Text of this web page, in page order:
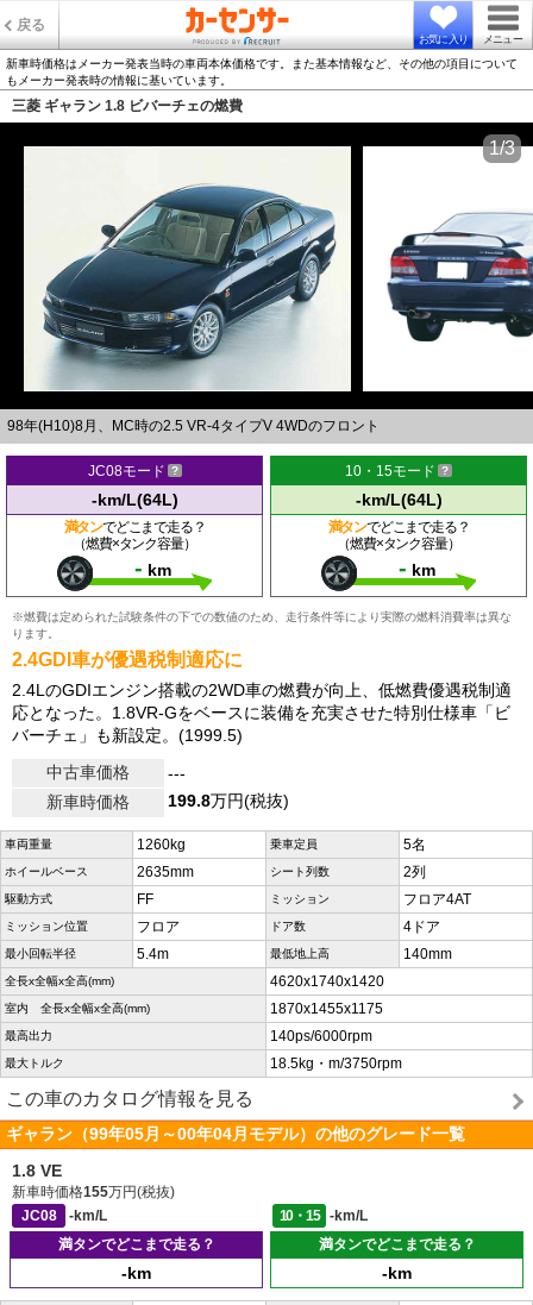
戻る
お気に入り メニュー
新車時価格はメーカー発表当時の車両本体価格です。また基本情報など、その他の項目について
もメーカー発表時の情報に基いています。
三菱 ギャラン 1.8 ビバーチェの燃費
98年(H10)8月、MC時の2.5 VR-4タイプV 4WDのフロント
1/3
JC08モード
-km/L(64L)
満タンでどこまで走る？
（燃費×タンク容量）
- km
10・15モード
-km/L(64L)
満タンでどこまで走る？
（燃費×タンク容量）
- km
※燃費は定められた試験条件の下での数値のため、走行条件等により実際の燃料消費率は異な
ります。
2.4GDI車が優遇税制適応に
2.4LのGDIエンジン搭載の2WD車の燃費が向上、低燃費優遇税制適
応となった。1.8VR-Gをベースに装備を充実させた特別仕様車「ビ
バーチェ」も新設定。(1999.5)
中古車価格
---
新車時価格
199.8万円(税抜)
車両重量 1260kg 乗車定員 5名
ホイールベース 2635mm シート列数 2列
駆動方式 FF ミッション フロア4AT
ミッション位置 フロア ドア数 4ドア
最小回転半径 5.4m 最低地上高 140mm
全長x全幅x全高(mm) 4620x1740x1420
室内 全長x全幅x全高(mm) 1870x1455x1175
最高出力 140ps/6000rpm
最大トルク 18.5kg・m/3750rpm
この車のカタログ情報を見る
ギャラン（99年05月～00年04月モデル）の他のグレード一覧
1.8 VE
新車時価格155万円(税抜)
JC08
-km/L 10・15
-km/L
満タンでどこまで走る？
-km
満タンでどこまで走る？
-km